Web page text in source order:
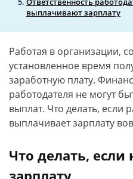
выплачивают зарплату
Работая в организации,
установленное время
заработную плату.
работодателя не могут
выплат. Что делать, если
выплачивает зарплату
Что делать,
зарплату